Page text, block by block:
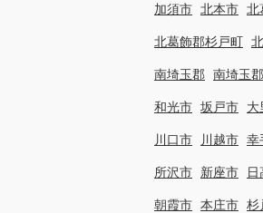
加須市 北本市 北
北葛飾郡杉戸町
南埼玉郡 南埼玉
和光市 坂戸市 大
川口市 川越市 幸
所沢市 新座市 日
朝霞市 本庄市 杉